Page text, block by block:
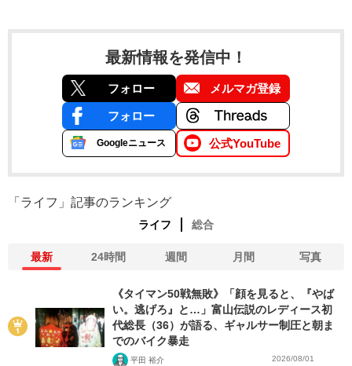
最新情報を発信中！
フォロー メルマガ登録
フォロー
Googleニュース 公式YouTube
「ライフ」記事のランキング
ライフ 総合
最新 24時間 週間 月間 写真
《タイマン50戦無敗》「顔を見ると、『やば
い。逃げろ』と…」富山伝説のレディース初
代総長（36）が語る、ギャルサー制圧と朝ま
でのバイク暴走
平田 裕介 2026/08/01